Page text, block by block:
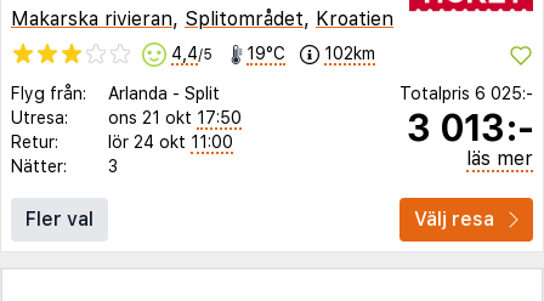
Makarska rivieran, Splitområdet, Kroatien
4,4/5 19°C 102km
Flyg från: Arlanda - Split
Utresa:
ons 21 okt 17:50
Retur:
lör 24 okt 11:00
Nätter:
3
Totalpris 6 025:-
3 013:-
läs mer
Fler val Välj resa